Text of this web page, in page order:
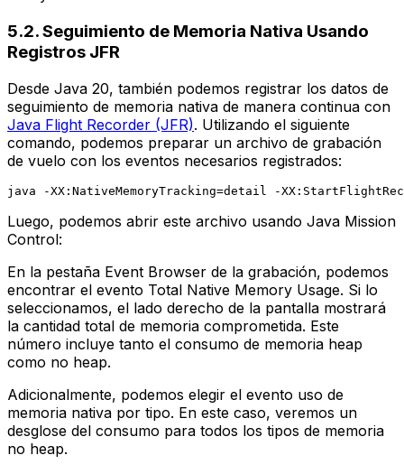
5.2. Seguimiento de Memoria Nativa Usando
Registros JFR
Desde Java 20, también podemos registrar los datos de
seguimiento de memoria nativa de manera continua con
Java Flight Recorder (JFR). Utilizando el siguiente
comando, podemos preparar un archivo de grabación
de vuelo con los eventos necesarios registrados:
Luego, podemos abrir este archivo usando Java Mission
Control:
En la pestaña Event Browser de la grabación, podemos
encontrar el evento Total Native Memory Usage. Si lo
seleccionamos, el lado derecho de la pantalla mostrará
la cantidad total de memoria comprometida. Este
número incluye tanto el consumo de memoria heap
como no heap.
Adicionalmente, podemos elegir el evento uso de
memoria nativa por tipo. En este caso, veremos un
desglose del consumo para todos los tipos de memoria
no heap.